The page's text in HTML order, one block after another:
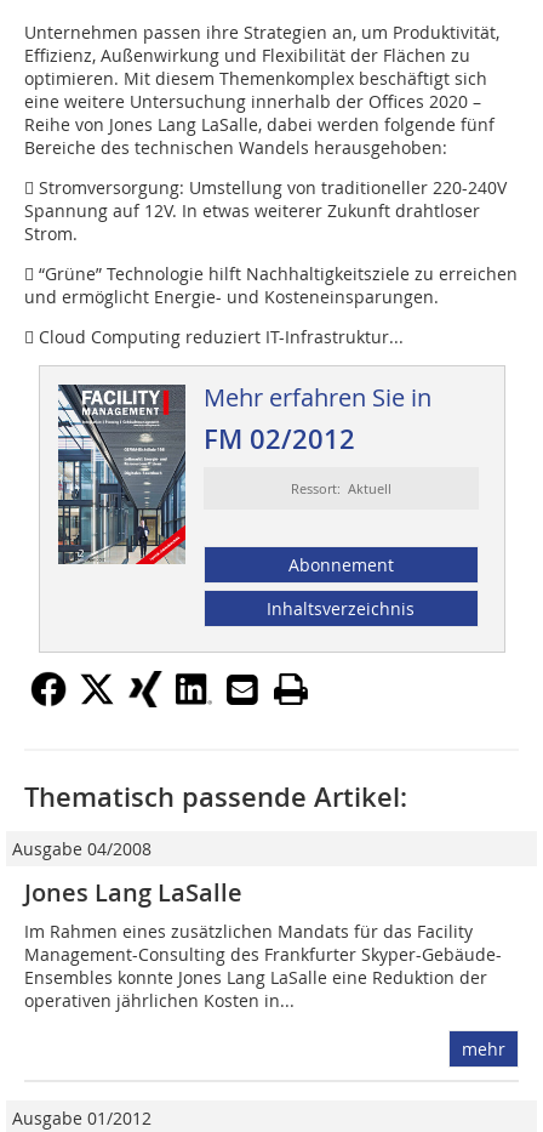
Unternehmen passen ihre Strategien an, um Produktivität,
Effizienz, Außenwirkung und Flexibilität der Flächen zu
optimieren. Mit diesem Themenkomplex beschäftigt sich
eine weitere Untersuchung innerhalb der Offices 2020 –
Reihe von Jones Lang LaSalle, dabei werden folgende fünf
Bereiche des technischen Wandels herausgehoben:
 Stromversorgung: Umstellung von traditioneller 220-240V
Spannung auf 12V. In etwas weiterer Zukunft drahtloser
Strom.
 “Grüne” Technologie hilft Nachhaltigkeitsziele zu erreichen
und ermöglicht Energie- und Kosteneinsparungen.
 Cloud Computing reduziert IT-Infrastruktur...
Mehr erfahren Sie in
FM 02/2012
Ressort: Aktuell
Abonnement
Inhaltsverzeichnis
Thematisch passende Artikel:
Ausgabe 04/2008
Jones Lang LaSalle
Im Rahmen eines zusätzlichen Mandats für das Facility
Management-Consulting des Frankfurter Skyper-Gebäude-
Ensembles konnte Jones Lang LaSalle eine Reduktion der
operativen jährlichen Kosten in...
mehr
Ausgabe 01/2012